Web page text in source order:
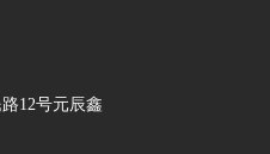
12号元辰鑫